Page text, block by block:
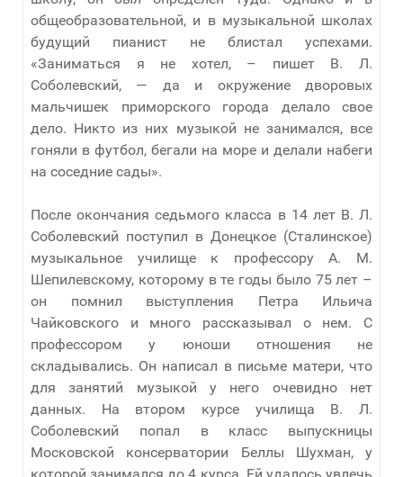
общеобразовательной, и в музыкальной школах
будущий пианист не блистал успехами.
«Заниматься я не хотел, – пишет В. Л.
Соболевский, — да и окружение дворовых
мальчишек приморского города делало свое
дело. Никто из них музыкой не занимался, все
гоняли в футбол, бегали на море и делали набеги
на соседние сады».
После окончания седьмого класса в 14 лет В. Л.
Соболевский поступил в Донецкое (Сталинское)
музыкальное училище к профессору А. М.
Шепилевскому, которому в те годы было 75 лет –
он помнил выступления Петра Ильича
Чайковского и много рассказывал о нем. С
профессором у юноши отношения не
складывались. Он написал в письме матери, что
для занятий музыкой у него очевидно нет
данных. На втором курсе училища В. Л.
Соболевский попал в класс выпускницы
Московской консерватории Беллы Шухман, у